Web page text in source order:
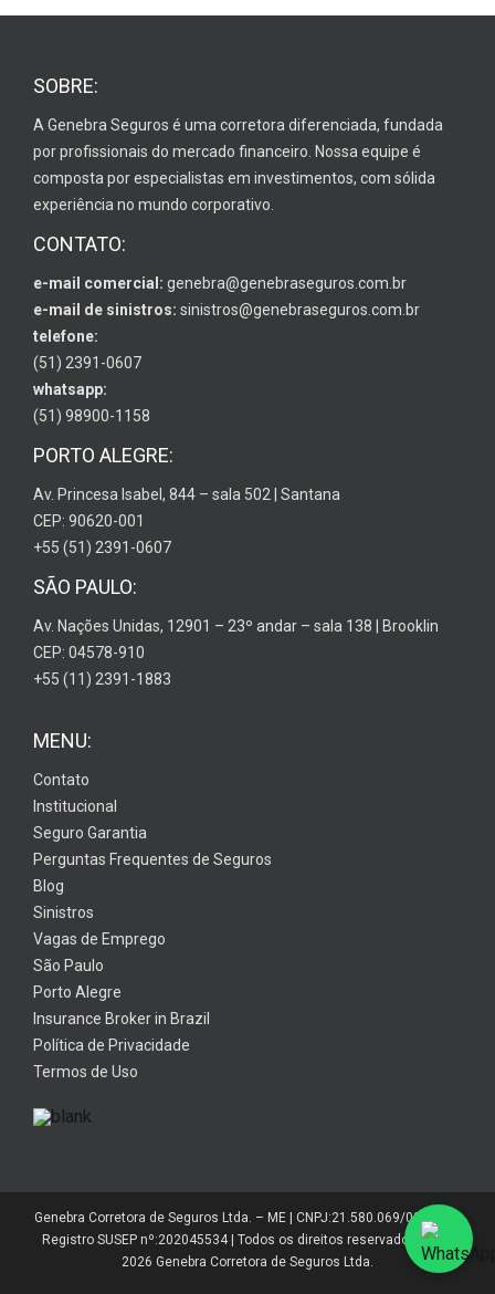
SOBRE:
A Genebra Seguros é uma corretora diferenciada, fundada
por profissionais do mercado financeiro. Nossa equipe é
composta por especialistas em investimentos, com sólida
experiência no mundo corporativo.
CONTATO:
e-mail comercial: genebra@genebraseguros.com.br
e-mail de sinistros: sinistros@genebraseguros.com.br
telefone:
(51) 2391-0607
whatsapp:
(51) 98900-1158
PORTO ALEGRE:
Av. Princesa Isabel, 844 – sala 502 | Santana
CEP: 90620-001
+55 (51) 2391-0607
SÃO PAULO:
Av. Nações Unidas, 12901 – 23º andar – sala 138 | Brooklin
CEP: 04578-910
+55 (11) 2391-1883
MENU:
Contato
Institucional
Seguro Garantia
Perguntas Frequentes de Seguros
Blog
Sinistros
Vagas de Emprego
São Paulo
Porto Alegre
Insurance Broker in Brazil
Política de Privacidade
Termos de Uso
Genebra Corretora de Seguros Ltda. – ME | CNPJ:21.580.069/0001-01 |
Registro SUSEP nº:202045534 | Todos os direitos reservados 2014-
2026 Genebra Corretora de Seguros Ltda.